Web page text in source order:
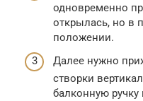
одновременно
открылась, но в
положении.
Далее нужно
створки
балконную ручку